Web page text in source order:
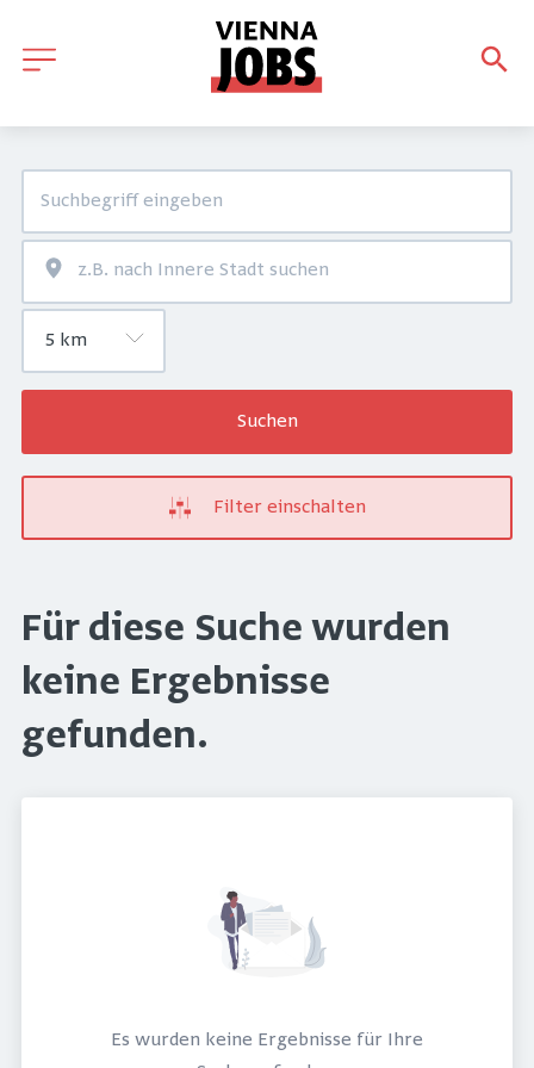
Suchen
Filter einschalten
Für diese Suche wurden
keine Ergebnisse
gefunden.
Es wurden keine Ergebnisse für Ihre